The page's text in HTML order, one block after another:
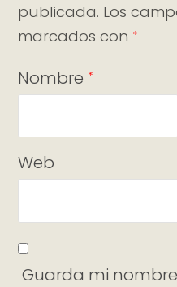
publicada. Los
marcados con *
Nombre *
Web
Guarda mi